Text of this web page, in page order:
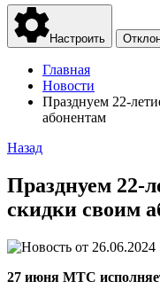
Настроить
Главная
Новости
Празднуем 22-
абонентам
Назад
Празднуем 22-
скидки своим
26.06.2024
27 июня МТС